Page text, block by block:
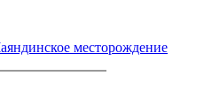
месторождение